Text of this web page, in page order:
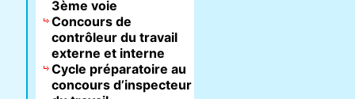
3ème voie
Concours de
contrôleur du travail
externe et interne
Cycle préparatoire au
concours d’inspecteur